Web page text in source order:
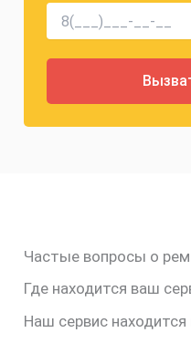
Частые вопросы о
Где находится ваш
Наш сервис находится